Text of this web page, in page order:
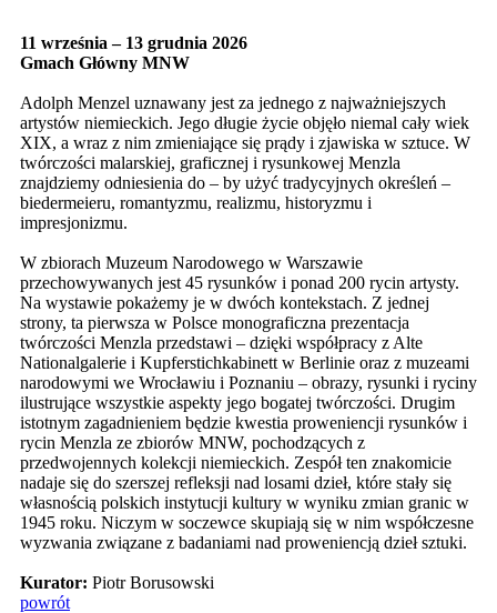
11 września – 13 grudnia 2026
Gmach Główny MNW
Adolph Menzel uznawany jest za jednego z najważniejszych
artystów niemieckich. Jego długie życie objęło niemal cały wiek
XIX, a wraz z nim zmieniające się prądy i zjawiska w sztuce. W
twórczości malarskiej, graficznej i rysunkowej Menzla
znajdziemy odniesienia do – by użyć tradycyjnych określeń –
biedermeieru, romantyzmu, realizmu, historyzmu i
impresjonizmu.
W zbiorach Muzeum Narodowego w Warszawie
przechowywanych jest 45 rysunków i ponad 200 rycin artysty.
Na wystawie pokażemy je w dwóch kontekstach. Z jednej
strony, ta pierwsza w Polsce monograficzna prezentacja
twórczości Menzla przedstawi – dzięki współpracy z Alte
Nationalgalerie i Kupferstichkabinett w Berlinie oraz z muzeami
narodowymi we Wrocławiu i Poznaniu – obrazy, rysunki i ryciny
ilustrujące wszystkie aspekty jego bogatej twórczości. Drugim
istotnym zagadnieniem będzie kwestia proweniencji rysunków i
rycin Menzla ze zbiorów MNW, pochodzących z
przedwojennych kolekcji niemieckich. Zespół ten znakomicie
nadaje się do szerszej refleksji nad losami dzieł, które stały się
własnością polskich instytucji kultury w wyniku zmian granic w
1945 roku. Niczym w soczewce skupiają się w nim współczesne
wyzwania związane z badaniami nad proweniencją dzieł sztuki.
Kurator: Piotr Borusowski
powrót